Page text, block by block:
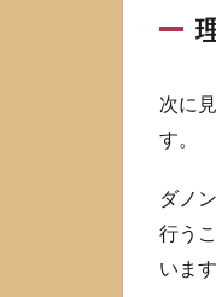
次に
す。
ダノ
行う
います